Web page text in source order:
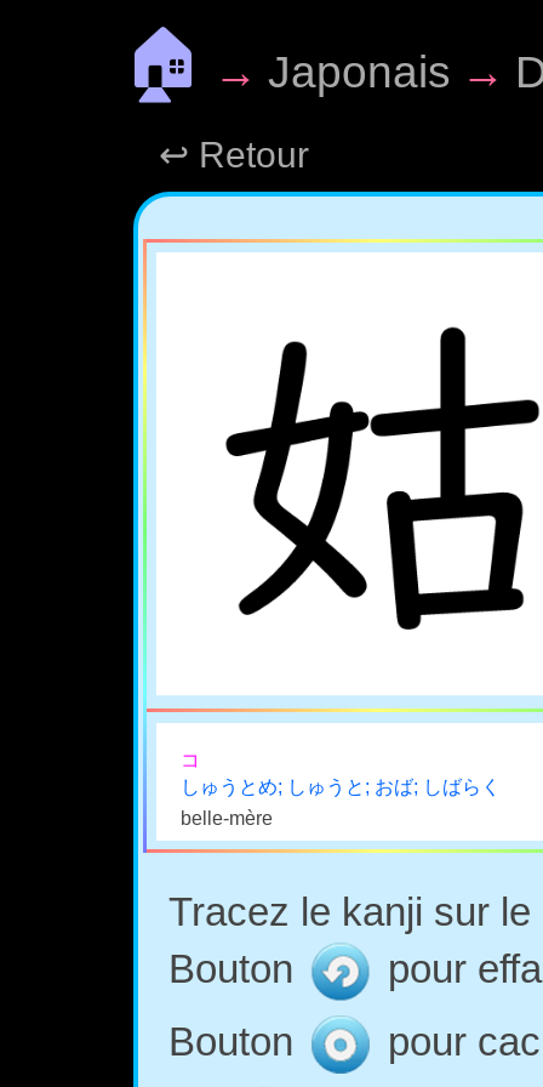
🏠 → Japonais →
↩ Retour
コ
しゅうとめ; しゅうと; おば; しばらく
belle-mère
Tracez le kanji sur
Bouton
pour
Bouton
pour